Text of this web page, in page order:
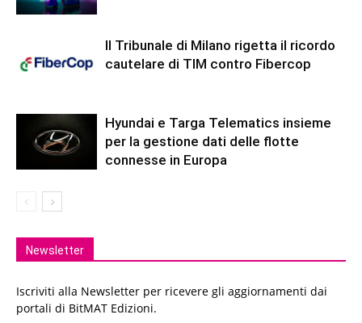
Il Tribunale di Milano rigetta il ricordo
cautelare di TIM contro Fibercop
Hyundai e Targa Telematics insieme
per la gestione dati delle flotte
connesse in Europa
Newsletter
Iscriviti alla Newsletter per ricevere gli aggiornamenti dai
portali di BitMAT Edizioni.